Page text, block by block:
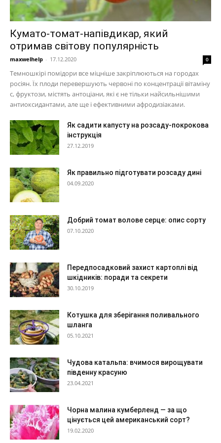
Кумато-томат-напівдикар, який
отримав світову популярність
maxwelhelp - 17.12.2020 0
Темношкірі помідори все міцніше закріплюються на городах
росіян. Їх плоди перевершують червоні по концентрації вітаміну
c, фруктози, містять антоціани, які є не тільки найсильнішими
антиоксидантами, але ще і ефективними афродизіаками.
Як садити капусту на розсаду-покрокова
інструкція
27.12.2019
Як правильно підготувати розсаду дині
04.09.2020
Добрий томат волове серце: опис сорту
07.10.2020
Передпосадковий захист картоплі від
шкідників: поради та секрети
30.10.2019
Котушка для зберігання поливального
шланга
05.10.2021
Чудова катальпа: вчимося вирощувати
південну красуню
23.04.2021
Чорна малина кумберленд — за що
цінується цей американський сорт?
19.02.2020